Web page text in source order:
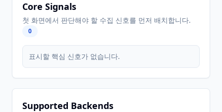
Core Signals
첫 화면에서 판단해야 할 수집 신호를 먼저 배치합니다.
0
표시할 핵심 신호가 없습니다.
Supported Backends